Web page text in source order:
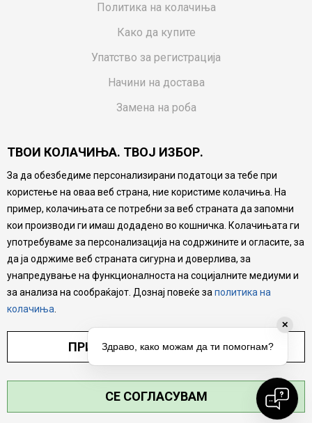
Политика на колачиња
Како да купите
Упатство за регистрација
Начини на достава
Замена на роба
Ваучери
Product Finder
FAQs
Настојуваме да бидеме што попрецизни во описот на
производите, прикажување на слики и цени, но не
можеме да гарантираме дека сите информации се
комплетни и без грешка. Сите производи се дел од
нашата понуда, но не се подразбира дека мора да се
достапни во секој момент.
. СИТЕ ПРАВА ЗАДРЖАНИ.
ТВОИ КОЛАЧИЊА. ТВОЈ ИЗБОР.
За да обезбедиме персонализирани податоци за тебе при
користење на оваа веб страна, ние користиме колачиња. На
пример, колачињата се потребни за веб страната да запомни
кои производи ги имаш додадено во кошничка. Колачињата ги
употребуваме за персонализација на содржините и огласите, за
да ја одржиме веб страната сигурна и доверлива, за
унапредување на функционалноста на социјалните медиуми и
за анализа на сообраќајот. Дознај повеќе за политика на
колачиња
ПРИЛАГОДИ ПОСТАВУВАЊА
СЕ СОГЛАСУВАМ
✕
Здраво, како можам да ти помогнам?